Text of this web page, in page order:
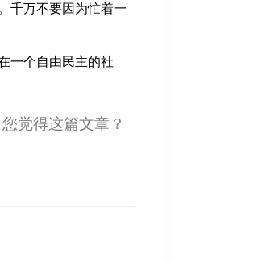
千万不要因为忙着一
一个自由民主的社
您觉得这篇文章？